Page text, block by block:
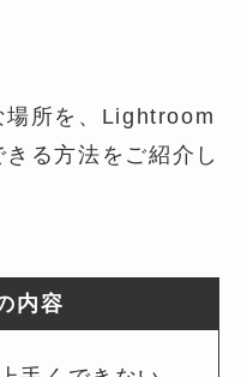
場所を、Lightroom
る方法をご紹介し
内容